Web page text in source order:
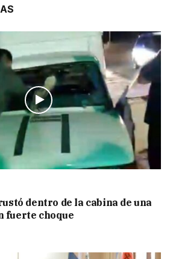
dentro de la cabina de una
fuerte choque